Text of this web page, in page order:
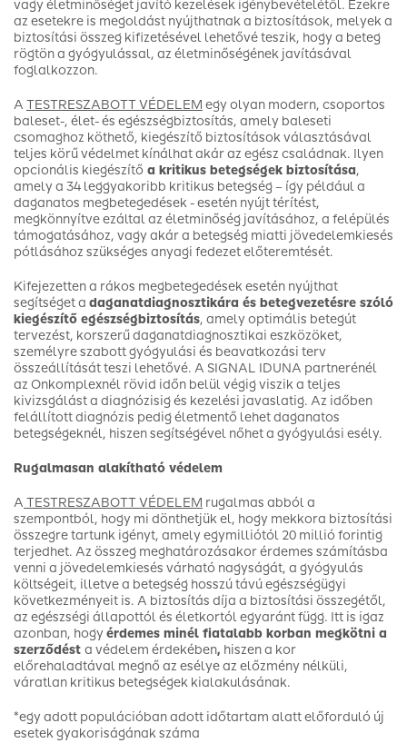
vagy életminőséget javító kezelések igénybevételétől. Ezekre
az esetekre is megoldást nyújthatnak a biztosítások, melyek a
biztosítási összeg kifizetésével lehetővé teszik, hogy a beteg
rögtön a gyógyulással, az életminőségének javításával
foglalkozzon.
A TESTRESZABOTT VÉDELEM egy olyan modern, csoportos
baleset-, élet- és egészségbiztosítás, amely baleseti
csomaghoz köthető, kiegészítő biztosítások választásával
teljes körű védelmet kínálhat akár az egész családnak. Ilyen
opcionális kiegészítő a kritikus betegségek biztosítása,
amely a 34 leggyakoribb kritikus betegség – így például a
daganatos megbetegedések - esetén nyújt térítést,
megkönnyítve ezáltal az életminőség javításához, a felépülés
támogatásához, vagy akár a betegség miatti jövedelemkiesés
pótlásához szükséges anyagi fedezet előteremtését.
Kifejezetten a rákos megbetegedések esetén nyújthat
segítséget a daganatdiagnosztikára és betegvezetésre szóló
kiegészítő egészségbiztosítás, amely optimális betegút
tervezést, korszerű daganatdiagnosztikai eszközöket,
személyre szabott gyógyulási és beavatkozási terv
összeállítását teszi lehetővé. A SIGNAL IDUNA partnerénél
az Onkomplexnél rövid időn belül végig viszik a teljes
kivizsgálást a diagnózisig és kezelési javaslatig. Az időben
felállított diagnózis pedig életmentő lehet daganatos
betegségeknél, hiszen segítségével nőhet a gyógyulási esély.
Rugalmasan alakítható védelem
A TESTRESZABOTT VÉDELEM rugalmas abból a
szempontból, hogy mi dönthetjük el, hogy mekkora biztosítási
összegre tartunk igényt, amely egymilliótól 20 millió forintig
terjedhet. Az összeg meghatározásakor érdemes számításba
venni a jövedelemkiesés várható nagyságát, a gyógyulás
költségeit, illetve a betegség hosszú távú egészségügyi
következményeit is. A biztosítás díja a biztosítási összegétől,
az egészségi állapottól és életkortól egyaránt függ. Itt is igaz
azonban, hogy érdemes minél fiatalabb korban megkötni a
szerződést a védelem érdekében, hiszen a kor
előrehaladtával megnő az esélye az előzmény nélküli,
váratlan kritikus betegségek kialakulásának.
*egy adott populációban adott időtartam alatt előforduló új
esetek gyakoriságának száma